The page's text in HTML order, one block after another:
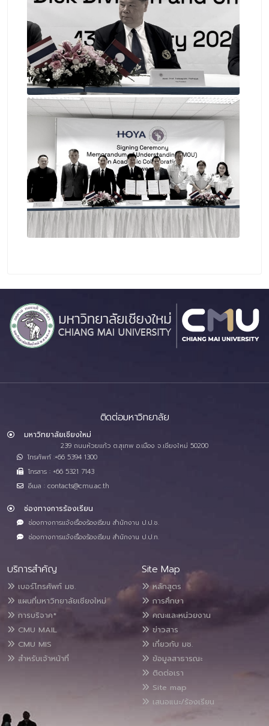
ติดต่อมหาวิทยาลัย
มหาวิทยาลัยเชียงใหม่
239 ถนนห้วยแก้ว ต.สุเทพ อ.เมือง จ.เชียงใหม่ 50200
โทรศัพท์ :+66 5394 1300
โทรสาร : +66 5321 7143
อีเมล : contacts@cmu.ac.th
ช่องทางการร้องเรียน
ช่องทางการแจ้งเรื่องร้องเรียน สำนักงาน ป.ป.ช.
ช่องทางการแจ้งเรื่องร้องเรียน สำนักงาน ป.ป.ท.
บริการสำคัญ
เบอร์โทรศัพท์ มช.
แผนที่มหาวิทยาลัยเชียงใหม่
การบริจาค*
CMU MAIL
CMU MIS
สำหรับเจ้าหน้าที่
Site Map
หลักสูตร
การศึกษา
คณะและหน่วยงาน
ข่าวสาร
เกี่ยวกับ มช.
ข้อมูลสาธารณะ
ติดต่อเรา
Site map
เสนอแนะ/ร้องเรียน